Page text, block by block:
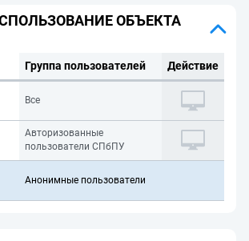
ОБЪЕКТА
Группа пользователей Действие
Все
Авторизованные
пользователи СПбПУ
Анонимные пользователи